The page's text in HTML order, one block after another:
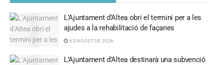
L’Ajuntament d’Altea obri el termini per a les
ajudes a la rehabilitació de façanes
6 D'AGOST DE 2026
L’Ajuntament d’Altea destinarà una subvenció